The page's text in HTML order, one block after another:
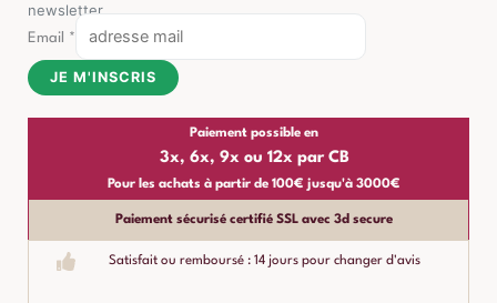
newsletter
Email *
JE M'INSCRIS
Paiement possible en
3x, 6x, 9x ou 12x par CB
Pour les achats à partir de 100€ jusqu'à 3000€
Paiement sécurisé certifié SSL avec 3d secure
Satisfait ou remboursé : 14 jours pour changer d'avis